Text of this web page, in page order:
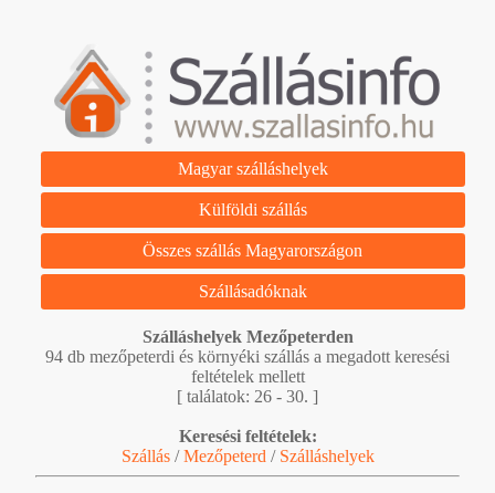
Magyar szálláshelyek
Külföldi szállás
Összes szállás Magyarországon
Szállásadóknak
Szálláshelyek Mezőpeterden
94 db mezőpeterdi és környéki szállás a megadott keresési
feltételek mellett
[ találatok: 26 - 30. ]
Keresési feltételek:
Szállás/Mezőpeterd / Szálláshelyek